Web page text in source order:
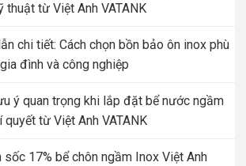
thuật từ Việt Anh VATANK
chi tiết: Cách chọn bồn bảo ôn inox phù
đình và công nghiệp
ý quan trọng khi lắp đặt bể nước ngầm
quyết từ Việt Anh VATANK
sốc 17% bể chôn ngầm Inox Việt Anh